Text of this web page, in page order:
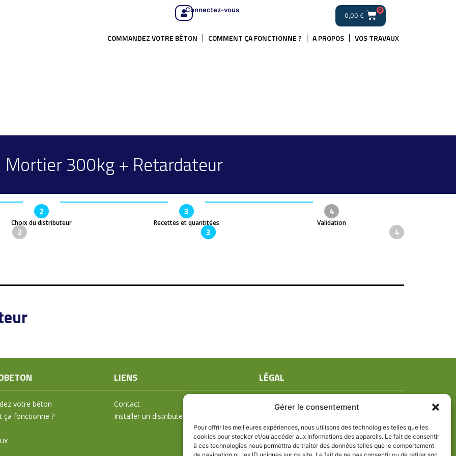
Gérer le consentement
Pour offrir les meilleures expériences, nous utilisons des technologies telles que les
cookies pour stocker et/ou accéder aux informations des appareils. Le fait de consentir
à ces technologies nous permettra de traiter des données telles que le comportement
Connectez-vous
0,00 €
0
COMMANDEZ VOTRE BÉTON COMMENT ÇA FONCTIONNE ? A PROPOS VOS TRAVAUX
Mortier 300kg + Retardateur
2
Choix du distributeur
3
Recettes et quantitées
4
Validation
2 3 4
votre béton
ça fonctionne ?
LIENS
Contact
Installer un distributeur
LÉGAL
Mentions légales
Politique de confidentialité
Politique de cookies (UE)